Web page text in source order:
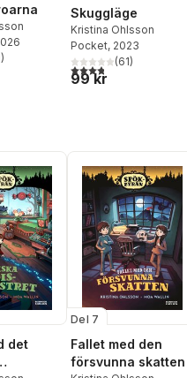
Totalt antal röster:
)
Skuggläge
Kristina Ohlsson
Pocket, 2023
3,8utav 5 stjärnor.
(61)
99 kr
det
Del 7
Fallet med den
försvunna skatten